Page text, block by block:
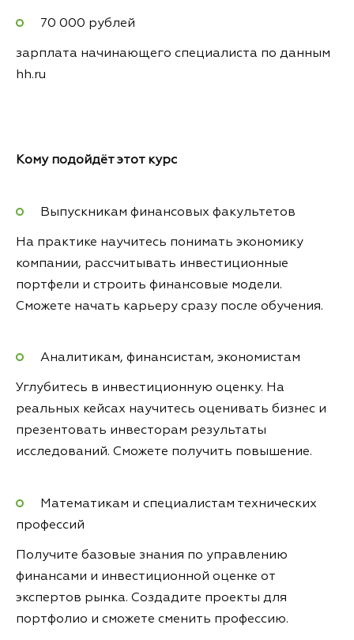
70 000 рублей
зарплата начинающего специалиста по данным
hh.ru
Кому подойдёт этот курс
Выпускникам финансовых факультетов
На практике научитесь понимать экономику
компании, рассчитывать инвестиционные
портфели и строить финансовые модели.
Сможете начать карьеру сразу после обучения.
Аналитикам, финансистам, экономистам
Углубитесь в инвестиционную оценку. На
реальных кейсах научитесь оценивать бизнес и
презентовать инвесторам результаты
исследований. Сможете получить повышение.
Математикам и специалистам технических
профессий
Получите базовые знания по управлению
финансами и инвестиционной оценке от
экспертов рынка. Создадите проекты для
портфолио и сможете сменить профессию.